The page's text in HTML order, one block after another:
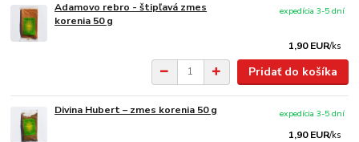
Adamovo rebro - štipľavá zmes
korenia 50 g
1,90 EUR/ks
expedícia 3-5 dní
Pridať do košíka
Divina Hubert – zmes korenia 50 g
1,90 EUR/ks
expedícia 3-5 dní